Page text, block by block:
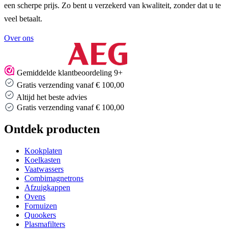
een scherpe prijs. Zo bent u verzekerd van kwaliteit, zonder dat u te
veel betaalt.
Over ons
Gemiddelde klantbeoordeling 9+
Gratis verzending vanaf € 100,00
Altijd het beste advies
Altijd het beste advies
Ontdek producten
Kookplaten
Koelkasten
Vaatwassers
Combimagnetrons
Afzuigkappen
Ovens
Fornuizen
Quookers
Plasmafilters